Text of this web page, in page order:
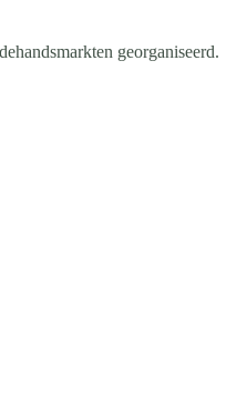
georganiseerd.